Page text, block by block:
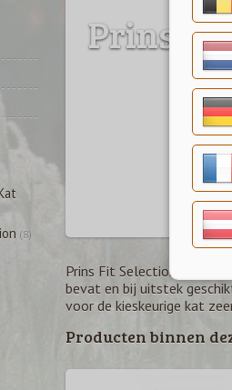
Prins
Prins Fit Selection is een
bevat en bij uitstek
voor de kieskeurige kat
Producten binnen
(8)